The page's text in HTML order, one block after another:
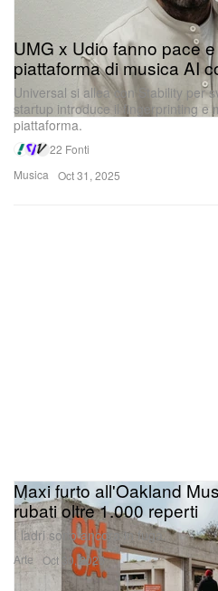
Musica
UMG x Udio fanno pace
piattaforma di musica AI
Universal si allea con Stability per
startup introduce il fingerprinting e
piattaforma.
22 Fonti
Oct 31, 2025
Arte
Maxi furto all'Oakland
rubati oltre 1.000 reperti
I ladri sono ancora in fuga.
Oct 30, 2025